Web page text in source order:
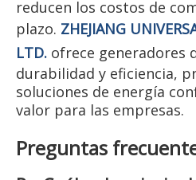
reducen los costos de
plazo. ZHEJIANG
LTD. ofrece generadores
durabilidad y eficiencia,
soluciones de energía
valor para las empresas.
Preguntas